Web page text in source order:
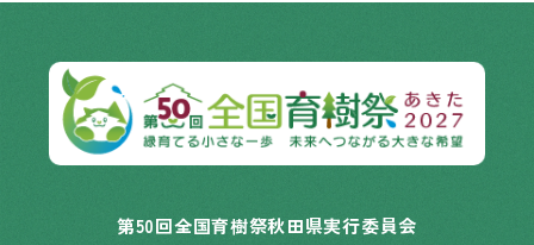
第50回全国育樹祭秋田県実行委員会